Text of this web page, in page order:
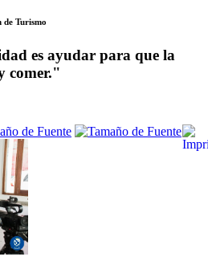
de Turismo
es ayudar para que la
comer."